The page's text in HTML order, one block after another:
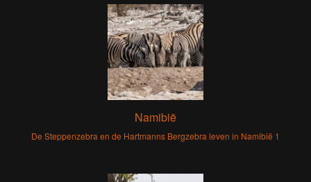
Namibië
De Steppenzebra en de Hartmanns Bergzebra leven in Namibië 1